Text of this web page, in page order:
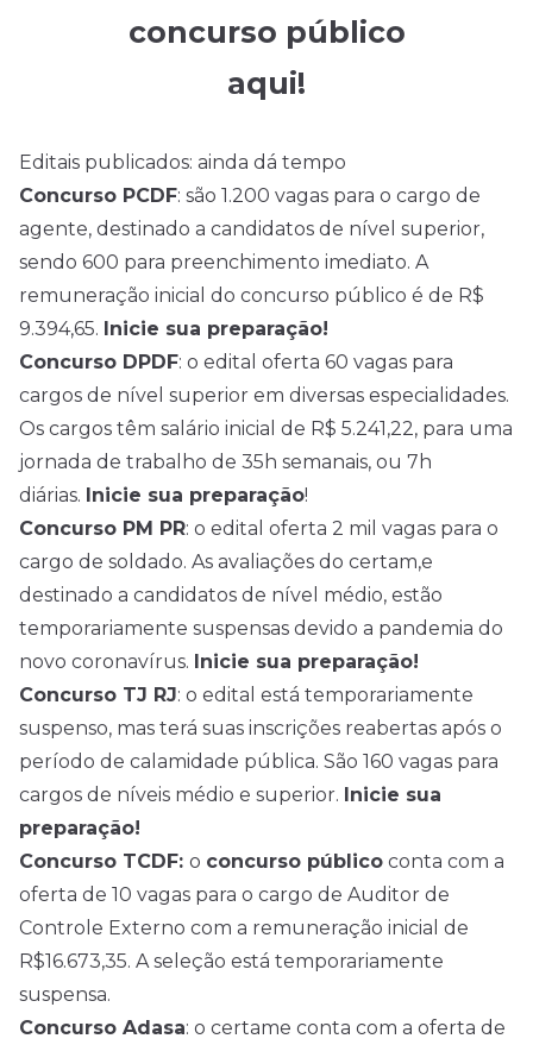
concurso público
aqui!
Editais publicados: ainda dá tempo
Concurso PCDF: são 1.200 vagas para o cargo de
agente, destinado a candidatos de nível superior,
sendo 600 para preenchimento imediato. A
remuneração inicial do concurso público é de R$
9.394,65. Inicie sua preparação!
Concurso DPDF: o edital oferta 60 vagas para
cargos de nível superior em diversas especialidades.
Os cargos têm salário inicial de R$ 5.241,22, para uma
jornada de trabalho de 35h semanais, ou 7h
diárias. Inicie sua preparação!
Concurso PM PR: o edital oferta 2 mil vagas para o
cargo de soldado. As avaliações do certam,e
destinado a candidatos de nível médio, estão
temporariamente suspensas devido a pandemia do
novo coronavírus. Inicie sua preparação!
Concurso TJ RJ: o edital está temporariamente
suspenso, mas terá suas inscrições reabertas após o
período de calamidade pública. São 160 vagas para
cargos de níveis médio e superior. Inicie sua
preparação!
Concurso TCDF: o concurso público conta com a
oferta de 10 vagas para o cargo de Auditor de
Controle Externo com a remuneração inicial de
R$16.673,35. A seleção está temporariamente
suspensa.
Concurso Adasa: o certame conta com a oferta de